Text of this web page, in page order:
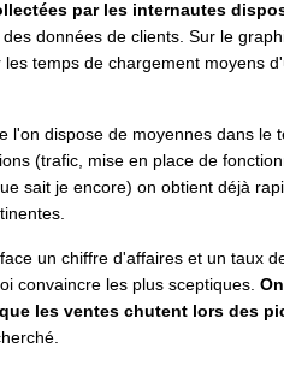
par les internautes
données de clients. Sur le
temps de chargement moyens
l'on dispose de moyennes dans le
(trafic, mise en place de
sait je encore) on obtient déjà
un chiffre d'affaires et un taux
convaincre les plus sceptiques.
les ventes chutent lors des